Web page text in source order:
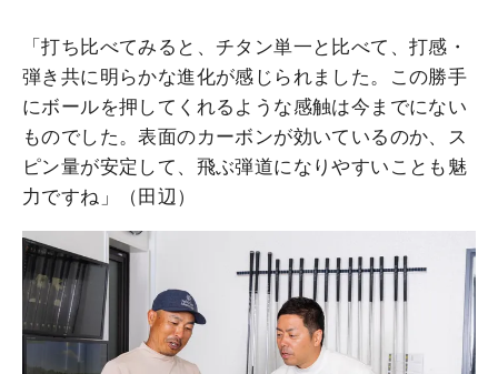
「打ち比べてみると、チタン単一と比べて、打感・
弾き共に明らかな進化が感じられました。この勝手
にボールを押してくれるような感触は今までにない
ものでした。表面のカーボンが効いているのか、ス
ピン量が安定して、飛ぶ弾道になりやすいことも魅
力ですね」（田辺）